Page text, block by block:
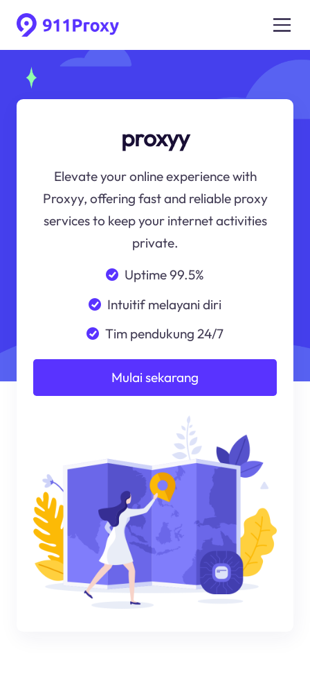
proxyy
Elevate your online experience with
Proxyy, offering fast and reliable proxy
services to keep your internet activities
private.
Uptime 99.5%
Intuitif melayani diri
Tim pendukung 24/7
Mulai sekarang